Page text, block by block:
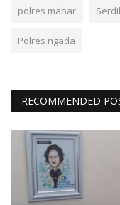
polres mabar
Polres ngada
RECOMMENDED